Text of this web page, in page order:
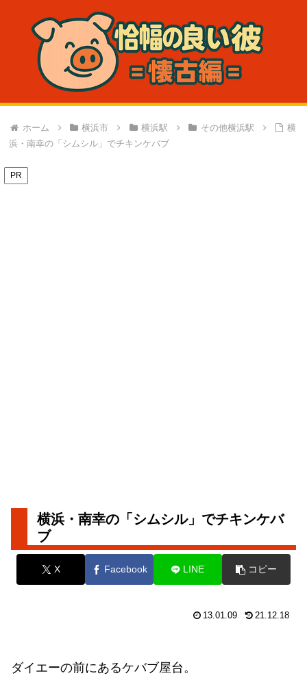
ホーム 横浜市 横浜駅 その他横浜駅
横
浜・南幸の「シムシル」でチキンケバブ
PR
横浜・南幸の「シムシル」でチキンケバ
ブ
X Facebook LINE コピー
13.01.09 21.12.18
ダイエーの前にあるケバブ屋台。